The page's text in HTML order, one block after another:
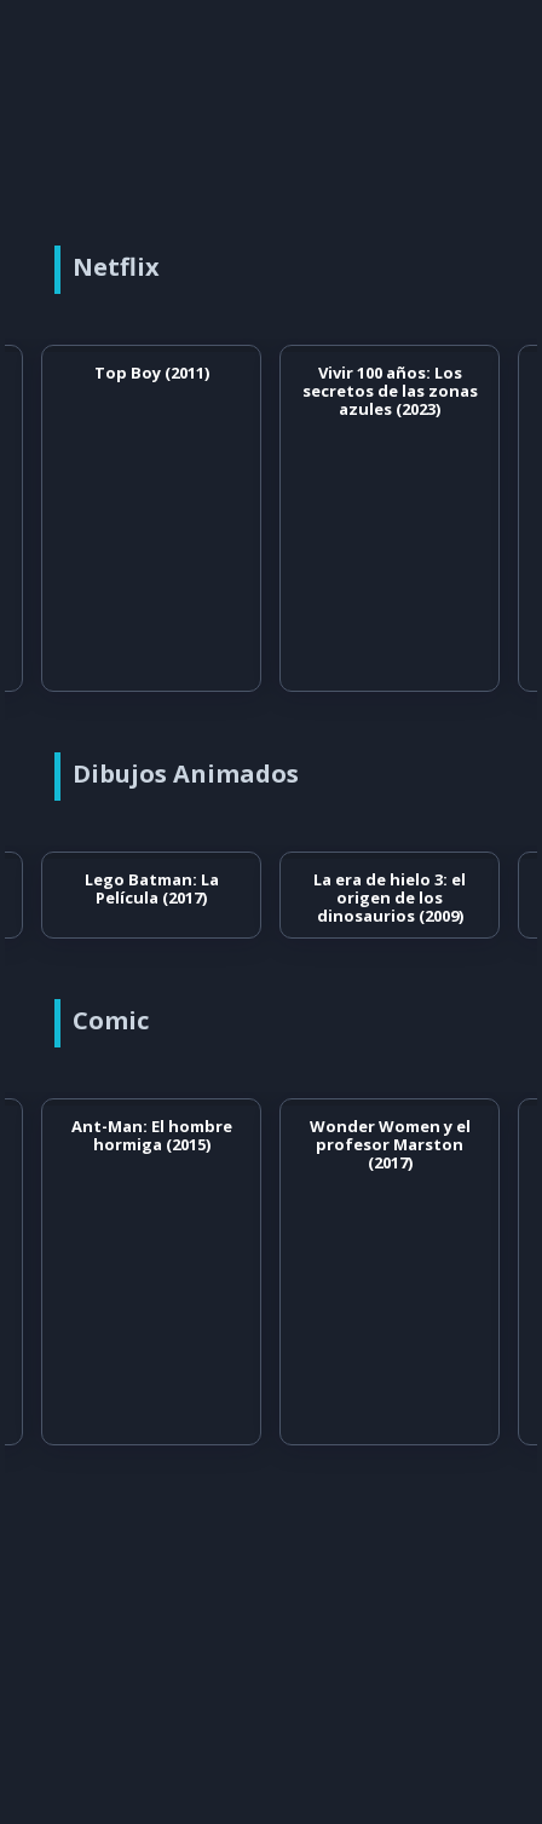
Netflix
Top Boy (2011)
Vivir 100 años: Los
secretos de las zonas
azules (2023)
Dibujos Animados
Lego Batman: La
Película (2017)
La era de hielo 3: el
origen de los
dinosaurios (2009)
Comic
Ant-Man: El hombre
hormiga (2015)
Wonder Women y el
profesor Marston
(2017)